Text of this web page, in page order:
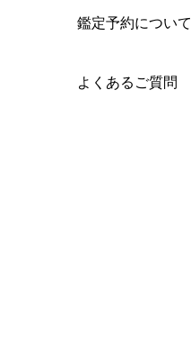
鑑定予約について
よくあるご質問